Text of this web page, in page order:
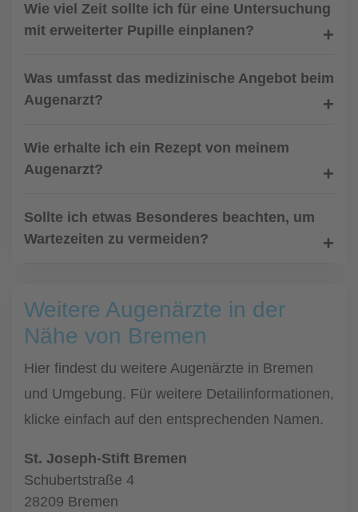
Wie viel Zeit sollte ich für eine Untersuchung
mit erweiterter Pupille einplanen?
Was umfasst das medizinische Angebot beim
Augenarzt?
Wie erhalte ich ein Rezept von meinem
Augenarzt?
Sollte ich etwas Besonderes beachten, um
Wartezeiten zu vermeiden?
Weitere Augenärzte in der
Nähe von Bremen
Hier findest du weitere Augenärzte in Bremen
und Umgebung. Für weitere Detailinformationen,
klicke einfach auf den entsprechenden Namen.
St. Joseph-Stift Bremen
Schubertstraße 4
28209 Bremen